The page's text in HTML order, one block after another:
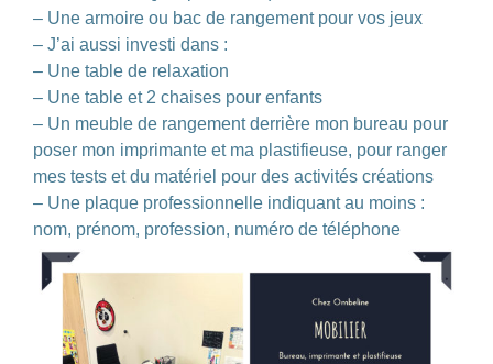
– Une armoire ou bac de rangement pour vos jeux
– J’ai aussi investi dans :
– Une table de relaxation
– Une table et 2 chaises pour enfants
– Un meuble de rangement derrière mon bureau pour
poser mon imprimante et ma plastifieuse, pour ranger
mes tests et du matériel pour des activités créations
– Une plaque professionnelle indiquant au moins :
nom, prénom, profession, numéro de téléphone